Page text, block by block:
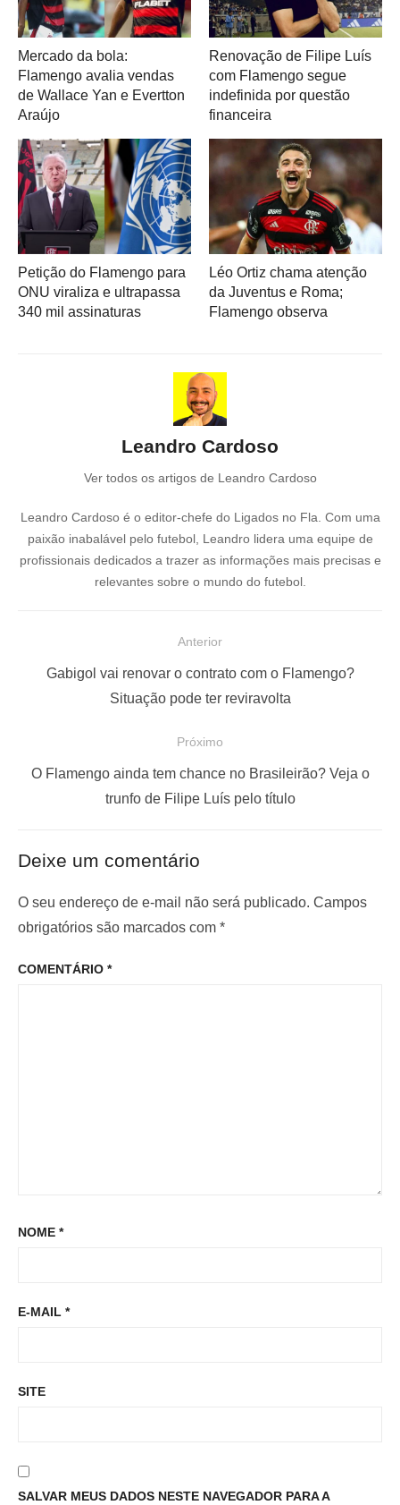
Mercado da bola:
Flamengo avalia vendas
de Wallace Yan e Evertton
Araújo
Renovação de Filipe Luís
com Flamengo segue
indefinida por questão
financeira
Petição do Flamengo para
ONU viraliza e ultrapassa
340 mil assinaturas
Léo Ortiz chama atenção
da Juventus e Roma;
Flamengo observa
Leandro Cardoso
Ver todos os artigos de Leandro Cardoso
Leandro Cardoso é o editor-chefe do Ligados no Fla. Com uma
paixão inabalável pelo futebol, Leandro lidera uma equipe de
profissionais dedicados a trazer as informações mais precisas e
relevantes sobre o mundo do futebol.
o
e
P
o
Anterior
a
i
o
:
Gabigol vai renovar o contrato com o Flamengo?
Situação pode ter reviravolta
Próximo
P
m
o
o
O Flamengo ainda tem chance no Brasileirão? Veja o
trunfo de Filipe Luís pelo título
Deixe um comentário
O seu endereço de e-mail não será publicado. Campos
obrigatórios são marcados com *
COMENTÁRIO *
NOME *
E-MAIL *
SITE
SALVAR MEUS DADOS NESTE NAVEGADOR PARA A